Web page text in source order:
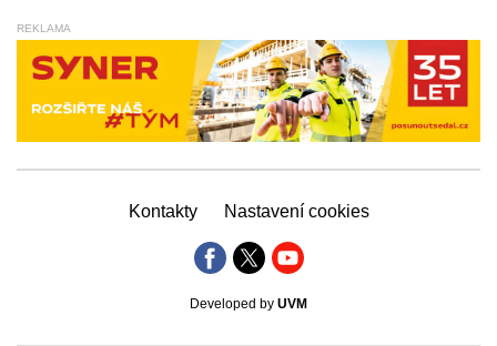
REKLAMA
Kontakty Nastavení cookies
Developed by UVM